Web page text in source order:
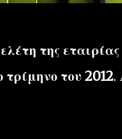
της
τρίμηνο του 2012.